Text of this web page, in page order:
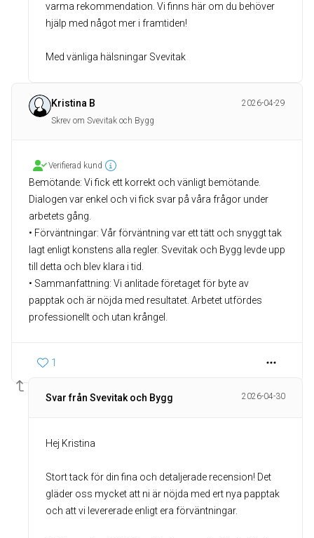
varma rekommendation. Vi finns här om du behöver
hjälp med något mer i framtiden!
Med vänliga hälsningar Svevitak
Kristina B
2026-04-29
Skrev om Svevitak och Bygg
Verifierad kund
Bemötande: Vi fick ett korrekt och vänligt bemötande.
Dialogen var enkel och vi fick svar på våra frågor under
arbetets gång.
• Förväntningar: Vår förväntning var ett tätt och snyggt tak
lagt enligt konstens alla regler. Svevitak och Bygg levde upp
till detta och blev klara i tid.
• Sammanfattning: Vi anlitade företaget för byte av
papptak och är nöjda med resultatet. Arbetet utfördes
professionellt och utan krångel.
1
Svar från Svevitak och Bygg 2026-04-30
Hej Kristina
Stort tack för din fina och detaljerade recension! Det
gläder oss mycket att ni är nöjda med ert nya papptak
och att vi levererade enligt era förväntningar.